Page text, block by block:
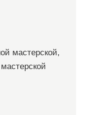
мастерской,